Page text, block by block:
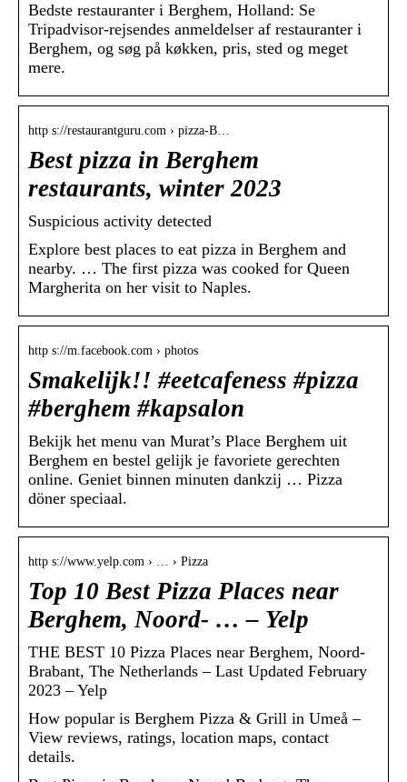
Bedste restauranter i Berghem, Holland: Se
Tripadvisor-rejsendes anmeldelser af restauranter i
Berghem, og søg på køkken, pris, sted og meget
mere.
http s://restaurantguru.com › pizza-B…
Best pizza in Berghem
restaurants, winter 2023
Suspicious activity detected
Explore best places to eat pizza in Berghem and
nearby. … The first pizza was cooked for Queen
Margherita on her visit to Naples.
http s://m.facebook.com › photos
Smakelijk!! #eetcafeness #pizza
#berghem #kapsalon
Bekijk het menu van Murat’s Place Berghem uit
Berghem en bestel gelijk je favoriete gerechten
online. Geniet binnen minuten dankzij … Pizza
döner speciaal.
http s://www.yelp.com › … › Pizza
Top 10 Best Pizza Places near
Berghem, Noord- … – Yelp
THE BEST 10 Pizza Places near Berghem, Noord-
Brabant, The Netherlands – Last Updated February
2023 – Yelp
How popular is Berghem Pizza & Grill in Umeå –
View reviews, ratings, location maps, contact
details.